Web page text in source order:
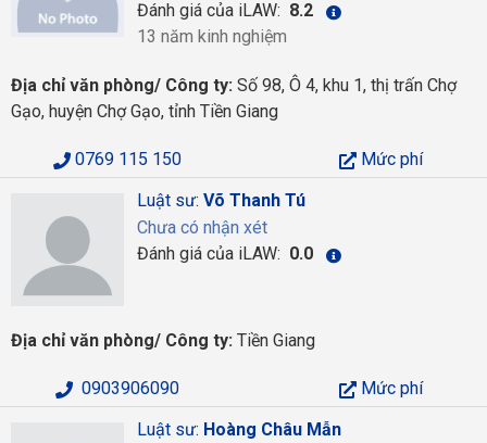
Đánh giá của iLAW: 8.2
13 năm kinh nghiệm
Địa chỉ văn phòng/ Công ty: Số 98, Ô 4, khu 1, thị trấn Chợ
Gạo, huyện Chợ Gạo, tỉnh Tiền Giang
0769 115 150
Mức phí
Luật sư: Võ Thanh Tú
Chưa có nhận xét
Đánh giá của iLAW: 0.0
Địa chỉ văn phòng/ Công ty: Tiền Giang
0903906090
Mức phí
Luật sư: Hoàng Châu Mẫn